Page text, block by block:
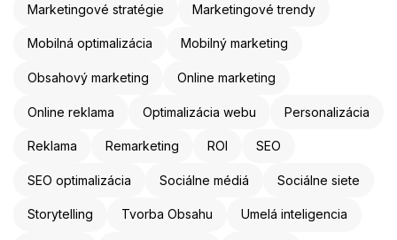
Marketingové stratégie Marketingové trendy
Mobilná optimalizácia Mobilný marketing
Obsahový marketing Online marketing
Online reklama Optimalizácia webu Personalizácia
Reklama Remarketing ROI SEO
SEO optimalizácia Sociálne médiá Sociálne siete
Storytelling Tvorba Obsahu Umelá inteligencia